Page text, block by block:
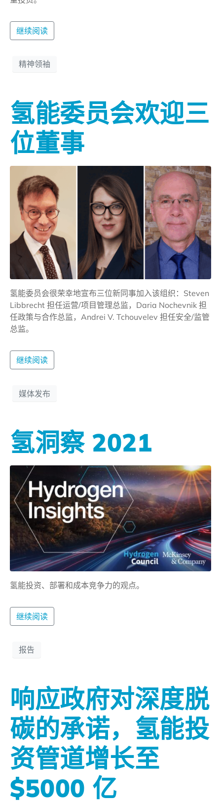
继续阅读
精神领袖
氢能委员会欢迎三
位董事
氢能委员会很荣幸地宣布三位新同事加入该组织：Steven
Libbrecht 担任运营/项目管理总监，Daria Nochevnik 担
任政策与合作总监，Andrei V. Tchouvelev 担任安全/监管
总监。
继续阅读
媒体发布
氢洞察 2021
氢能投资、部署和成本竞争力的观点。
继续阅读
报告
响应政府对深度脱
碳的承诺，氢能投
资管道增长至
$5000 亿